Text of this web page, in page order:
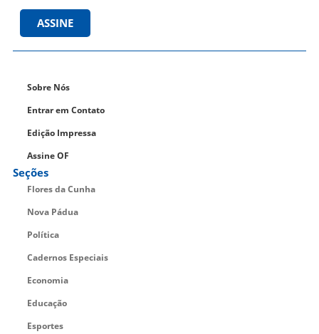
ASSINE
Sobre Nós
Entrar em Contato
Edição Impressa
Assine OF
Seções
Flores da Cunha
Nova Pádua
Política
Cadernos Especiais
Economia
Educação
Esportes